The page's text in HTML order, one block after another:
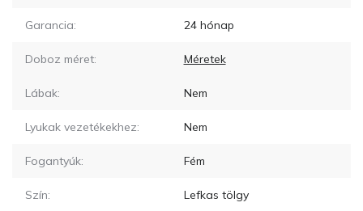
Garancia: 24 hónap
Doboz méret: Méretek
Lábak: Nem
Lyukak vezetékekhez: Nem
Fogantyúk: Fém
Szín: Lefkas tölgy